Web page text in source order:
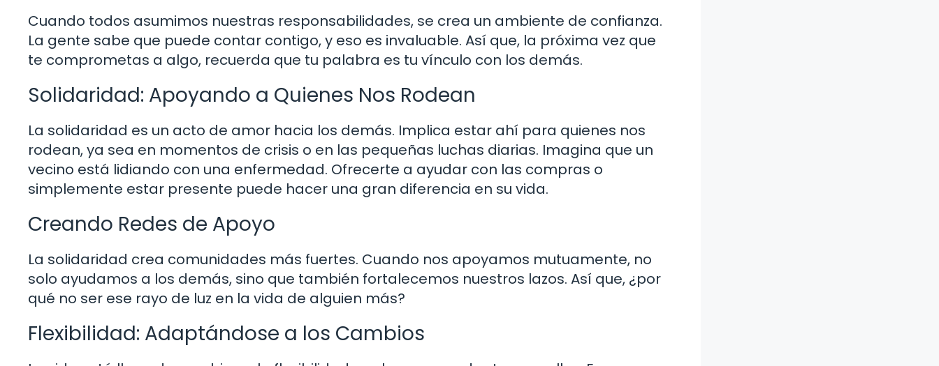
Cuando todos asumimos nuestras responsabilidades, se crea un ambiente de confianza.
La gente sabe que puede contar contigo, y eso es invaluable. Así que, la próxima vez que
te comprometas a algo, recuerda que tu palabra es tu vínculo con los demás.
Solidaridad: Apoyando a Quienes Nos Rodean
La solidaridad es un acto de amor hacia los demás. Implica estar ahí para quienes nos
rodean, ya sea en momentos de crisis o en las pequeñas luchas diarias. Imagina que un
vecino está lidiando con una enfermedad. Ofrecerte a ayudar con las compras o
simplemente estar presente puede hacer una gran diferencia en su vida.
Creando Redes de Apoyo
La solidaridad crea comunidades más fuertes. Cuando nos apoyamos mutuamente, no
solo ayudamos a los demás, sino que también fortalecemos nuestros lazos. Así que, ¿por
qué no ser ese rayo de luz en la vida de alguien más?
Flexibilidad: Adaptándose a los Cambios